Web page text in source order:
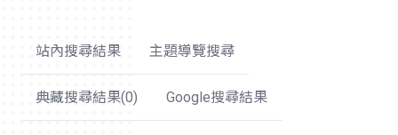
站內搜尋結果 主題導覽搜尋
典藏搜尋結果(0) Google搜尋結果